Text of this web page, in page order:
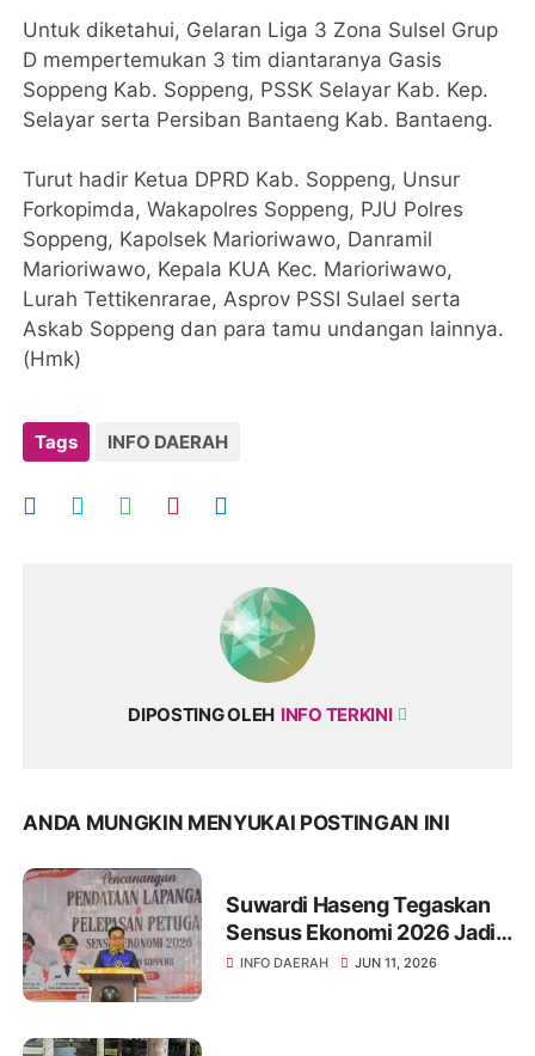
Untuk diketahui, Gelaran Liga 3 Zona Sulsel Grup
D mempertemukan 3 tim diantaranya Gasis
Soppeng Kab. Soppeng, PSSK Selayar Kab. Kep.
Selayar serta Persiban Bantaeng Kab. Bantaeng.
Turut hadir Ketua DPRD Kab. Soppeng, Unsur
Forkopimda, Wakapolres Soppeng, PJU Polres
Soppeng, Kapolsek Marioriwawo, Danramil
Marioriwawo, Kepala KUA Kec. Marioriwawo,
Lurah Tettikenrarae, Asprov PSSI Sulael serta
Askab Soppeng dan para tamu undangan lainnya.
(Hmk)
Tags INFO DAERAH
DIPOSTING OLEH INFO TERKINI
ANDA MUNGKIN MENYUKAI POSTINGAN INI
Suwardi Haseng Tegaskan
Sensus Ekonomi 2026 Jadi
Basis Pembangunan
INFO DAERAH JUN 11, 2026